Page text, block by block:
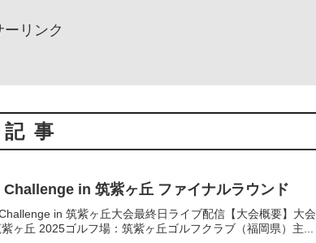
ーリンク
事
in 筑紫ヶ丘 ファイナルラウンド
in 筑紫ヶ丘大会最終日ライブ配信【大会概要】大会
ヶ丘 2025ゴルフ場：筑紫ヶ丘ゴルフクラブ（福岡県）主...